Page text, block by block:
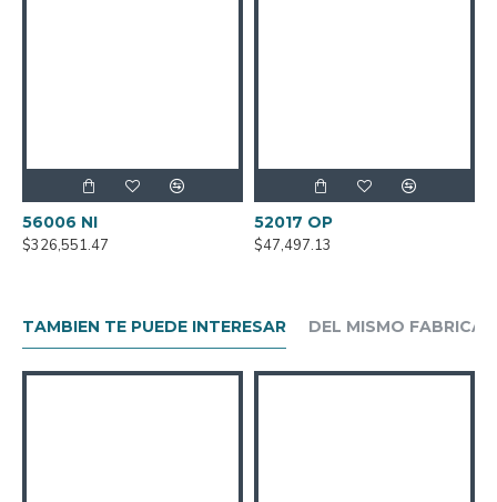
56006 NI
$326,551.47
52017 OP
$47,497.13
TAMBIEN TE PUEDE INTERESAR DEL MISMO